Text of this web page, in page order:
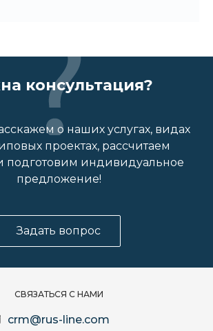
консультация?
о наших услугах, видах
проектах, рассчитаем
подготовим индивидуальное
предложение!
Задать вопрос
СВЯЗАТЬСЯ С НАМИ
crm@rus-line.com